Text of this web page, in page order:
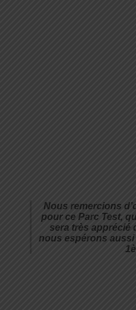
Nous remercions
pour ce Parc Test,
sera très apprécié
nous espérons